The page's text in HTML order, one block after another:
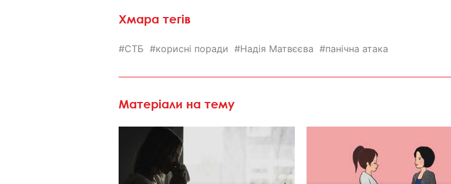
Хмара тегів
СТБ корисні поради Надія Матвєєва панічна атака
Матеріали на тему